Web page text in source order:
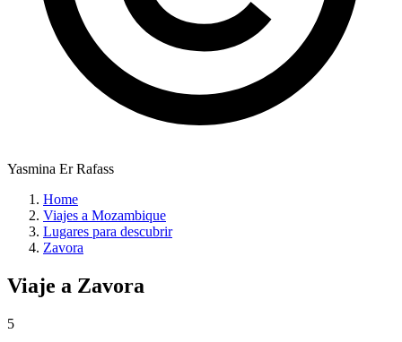
Yasmina Er Rafass
Home
Viajes a Mozambique
Lugares para descubrir
Zavora
Viaje a Zavora
5